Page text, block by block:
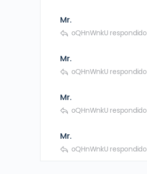
Mr.
oQHnWnkU respondido
Mr.
oQHnWnkU respondido
Mr.
oQHnWnkU respondido
Mr.
oQHnWnkU respondido